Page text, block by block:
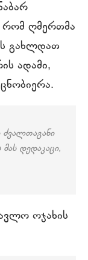
რომ ღმერთმა
გახლდათ
ადამი,
ძვალთაგანი
დედაკაცი,
ოჯახის